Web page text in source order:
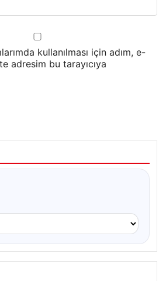
kullanılması için adım, e-
adresim bu tarayıcıya